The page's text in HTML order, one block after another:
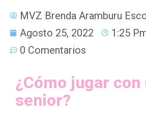
MVZ Brenda Aramburu
Agosto 25, 2022
1:25
0 Comentarios
¿Cómo jugar con
senior?